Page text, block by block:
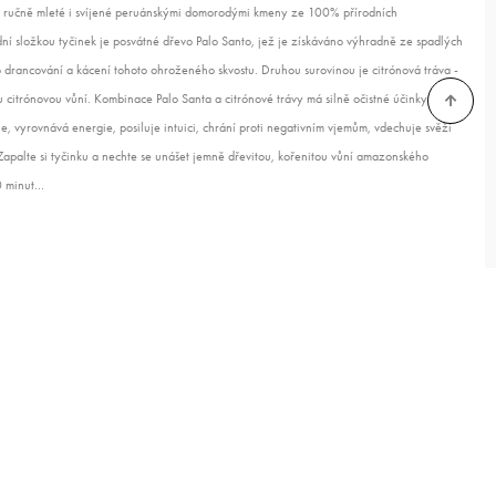
mleté i svíjené peruánskými domorodými kmeny ze 100% přírodních
složkou tyčinek je posvátné dřevo Palo Santo, jež je získáváno výhradně ze spadlých
a kácení tohoto ohroženého skvostu. Druhou surovinou je citrónová tráva -
vůní. Kombinace Palo Santa a citrónové trávy má silně očistné účinky jak na
vyrovnává energie, posiluje intuici, chrání proti negativním vjemům, vdechuje svěží
si tyčinku a nechte se unášet jemně dřevitou, kořenitou vůní amazonského
minut…